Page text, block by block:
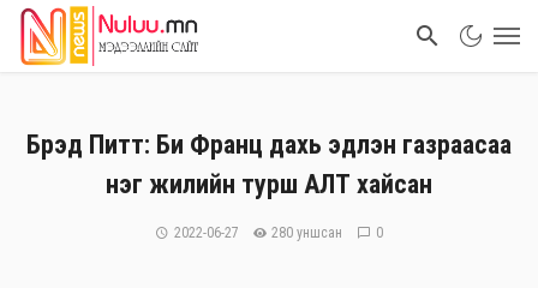
Брэд Питт: Би Франц дахь эдлэн газраасаа
нэг жилийн турш АЛТ хайсан
2022-06-27 280 уншсан 0